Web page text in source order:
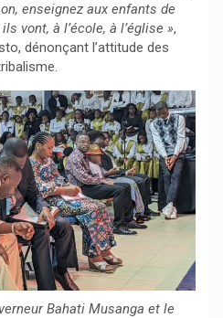
enseignez aux enfants de
vont, à l’école, à l’église »,
dénonçant l’attitude des
Bahati Musanga et le